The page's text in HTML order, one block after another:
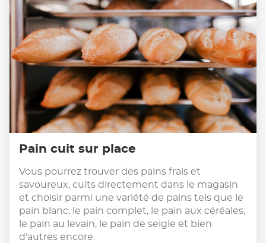
Pain cuit sur place
Vous pourrez trouver des pains frais et
savoureux, cuits directement dans le magasin
et choisir parmi une variété de pains tels que le
pain blanc, le pain complet, le pain aux céréales,
le pain au levain, le pain de seigle et bien
d'autres encore.